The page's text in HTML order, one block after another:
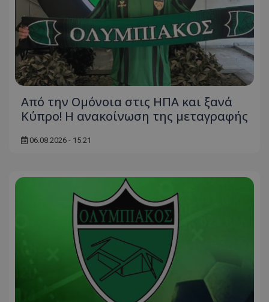
Από την Ομόνοια στις ΗΠΑ και ξανά
Κύπρο! Η ανακοίνωση της μεταγραφής
06.08.2026 - 15:21